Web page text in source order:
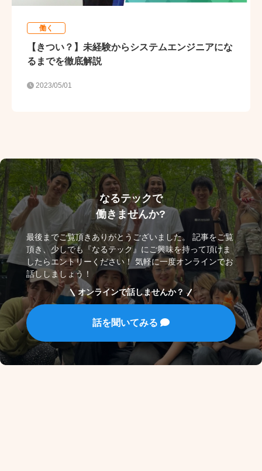
働く
【きつい？】未経験からシステムエンジニアにな
るまでを徹底解説
2023/05/01
なるテックで
働きませんか?
最後までご覧頂きありがとうございました。 記事をご覧
頂き、少しでも『なるテック』にご興味を持って頂けま
したらエントリーください！ 気軽に一度オンラインでお
話ししましょう！
オンラインで話しませんか？
話を聞いてみる